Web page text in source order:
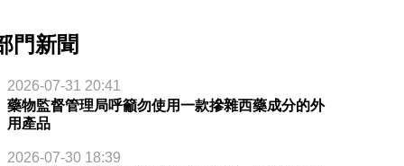
門新聞
2026-07-31 20:41
藥物監督管理局呼籲勿使用一款摻雜西藥成分的外
用產品
2026-07-30 18:39